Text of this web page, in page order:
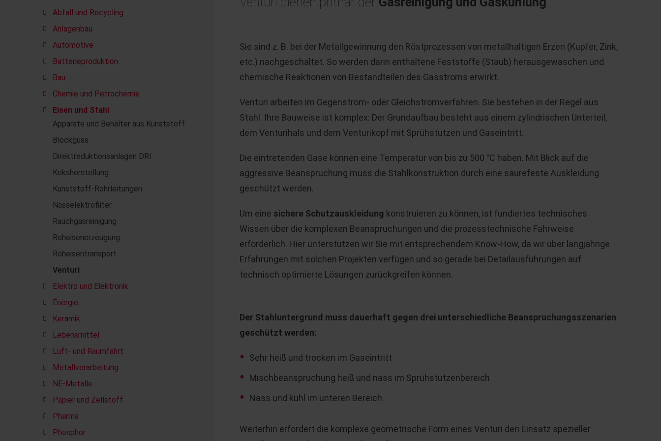
Abfall und Recycling
Anlagenbau
Automotive
Batterieproduktion
Bau
Chemie und Petrochemie
Eisen und Stahl
Apparate und Behälter aus Kunststoff
Blockguss
Direktreduktionsanlagen DRI
Koksherstellung
Kunststoff-Rohrleitungen
Nasselektrofilter
Rauchgasreinigung
Roheisenerzeugung
Roheisentransport
Venturi
Elektro und Elektronik
Energie
Keramik
Lebensmittel
Luft- und Raumfahrt
Metallverarbeitung
NE-Metalle
Papier und Zellstoff
Pharma
Phosphor
Sie sind z. B. bei der Metallgewinnung den Röstprozessen von metallhaltigen Erzen (Kupfer, Zink,
etc.) nachgeschaltet. So werden darin enthaltene Feststoffe (Staub) herausgewaschen und
chemische Reaktionen von Bestandteilen des Gasstroms erwirkt.
Venturi arbeiten im Gegenstrom- oder Gleichstromverfahren. Sie bestehen in der Regel aus
Stahl. Ihre Bauweise ist komplex: Der Grundaufbau besteht aus einem zylindrischen Unterteil,
dem Venturihals und dem Venturikopf mit Sprühstutzen und Gaseintritt.
Die eintretenden Gase können eine Temperatur von bis zu 500 °C haben. Mit Blick auf die
aggressive Beanspruchung muss die Stahlkonstruktion durch eine säurefeste Auskleidung
geschützt werden.
Um eine sichere Schutzauskleidung konstruieren zu können, ist fundiertes technisches
Wissen über die komplexen Beanspruchungen und die prozesstechnische Fahrweise
erforderlich. Hier unterstützen wir Sie mit entsprechendem Know-How, da wir über langjährige
Erfahrungen mit solchen Projekten verfügen und so gerade bei Detailausführungen auf
technisch optimierte Lösungen zurückgreifen können.
Der Stahluntergrund muss dauerhaft gegen drei unterschiedliche Beanspruchungsszenarien
geschützt werden:
Sehr heiß und trocken im Gaseintritt
Mischbeanspruchung heiß und nass im Sprühstutzenbereich
Nass und kühl im unteren Bereich
Weiterhin erfordert die komplexe geometrische Form eines Venturi den Einsatz spezieller